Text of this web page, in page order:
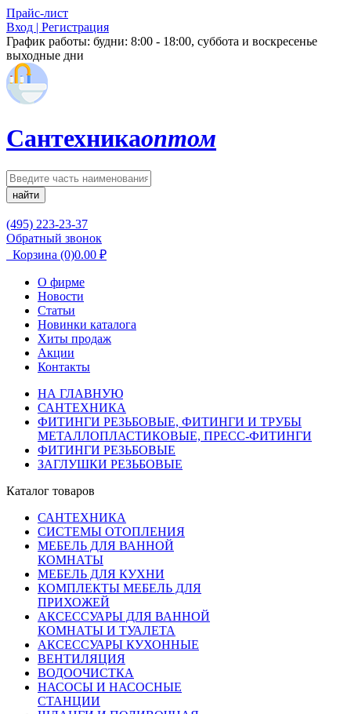
Прайс-лист
Вход | Регистрация
График работы: будни: 8:00 - 18:00, суббота и воскресенье
выходные дни
Сантехникаоптом
найти
(495) 223-23-37
Обратный звонок
Корзина (0)0.00 ₽
О фирме
Новости
Статьи
Новинки каталога
Хиты продаж
Акции
Контакты
НА ГЛАВНУЮ
САНТЕХНИКА
ФИТИНГИ РЕЗЬБОВЫЕ, ФИТИНГИ И ТРУБЫ
МЕТАЛЛОПЛАСТИКОВЫЕ, ПРЕСС-ФИТИНГИ
ФИТИНГИ РЕЗЬБОВЫЕ
ЗАГЛУШКИ РЕЗЬБОВЫЕ
Каталог товаров
САНТЕХНИКА
СИСТЕМЫ ОТОПЛЕНИЯ
МЕБЕЛЬ ДЛЯ ВАННОЙ
КОМНАТЫ
МЕБЕЛЬ ДЛЯ КУХНИ
КОМПЛЕКТЫ МЕБЕЛЬ ДЛЯ
ПРИХОЖЕЙ
АКСЕССУАРЫ ДЛЯ ВАННОЙ
КОМНАТЫ И ТУАЛЕТА
АКСЕССУАРЫ КУХОННЫЕ
ВЕНТИЛЯЦИЯ
ВОДООЧИСТКА
НАСОСЫ И НАСОСНЫЕ
СТАНЦИИ